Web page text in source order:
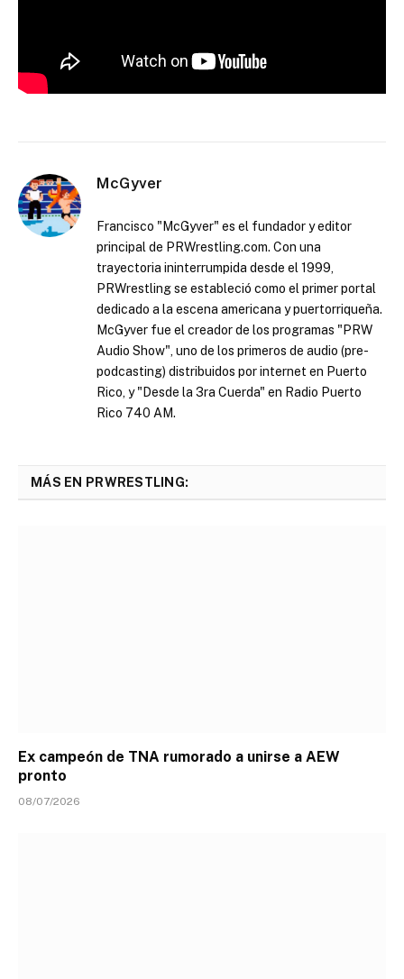
McGyver
Francisco "McGyver" es el fundador y editor
principal de PRWrestling.com. Con una
trayectoria ininterrumpida desde el 1999,
PRWrestling se estableció como el primer portal
dedicado a la escena americana y puertorriqueña.
McGyver fue el creador de los programas "PRW
Audio Show", uno de los primeros de audio (pre-
podcasting) distribuidos por internet en Puerto
Rico, y "Desde la 3ra Cuerda" en Radio Puerto
Rico 740 AM.
MÁS EN PRWRESTLING:
Ex campeón de TNA rumorado a unirse a AEW
pronto
08/07/2026